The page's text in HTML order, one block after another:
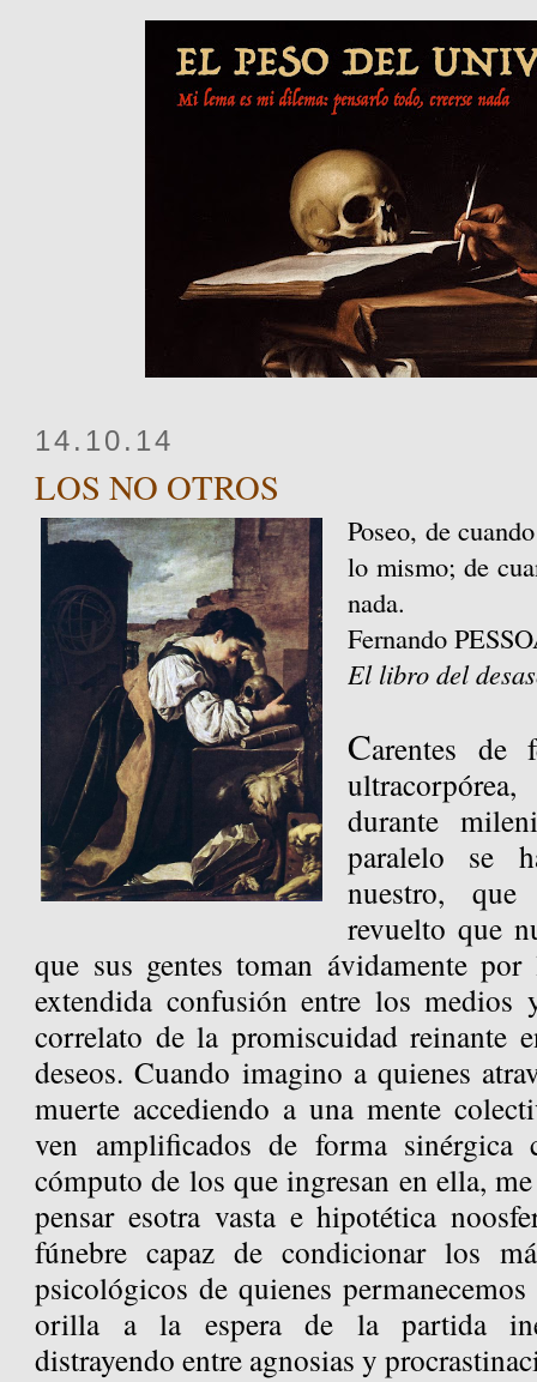
14.10.14
LOS NO OTROS
Poseo, de
lo mismo; de
nada.
Fernando
El libro del
Carentes de
durante
paralelo se
nuestro,
revuelto que
que sus gentes toman ávidamente
extendida confusión entre los medios
correlato de la promiscuidad reinante
deseos. Cuando imagino a quienes
muerte accediendo a una mente
ven amplificados de forma sinérgica
cómputo de los que ingresan en ella,
pensar esotra vasta e hipotética
fúnebre capaz de condicionar los
psicológicos de quienes
orilla a la espera de la partida
distrayendo entre agnosias y